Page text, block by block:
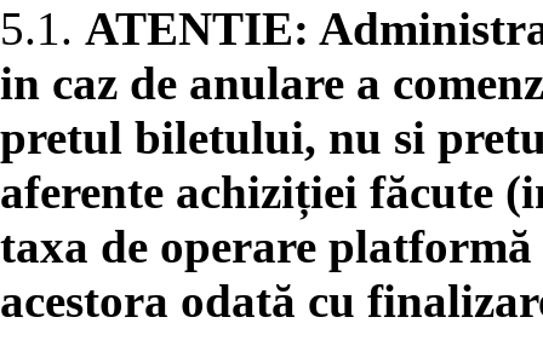
5.1. ATENTIE:
in caz de anulare a
pretul biletului, nu si
aferente achiziției făcute
taxa de operare
acestora odată cu